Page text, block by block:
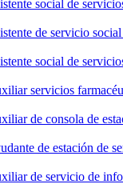
social de
de servicio
social de
servicios
de consola de
de estación de
de servicio de